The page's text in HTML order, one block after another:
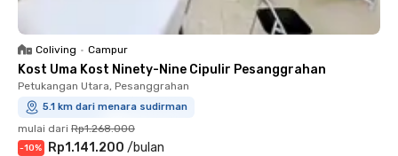
Coliving • Campur
Kost Uma Kost Ninety-Nine Cipulir Pesanggrahan
Petukangan Utara, Pesanggrahan
5.1 km dari menara sudirman
mulai dari Rp1.268.000
-10% Rp1.141.200 /bulan